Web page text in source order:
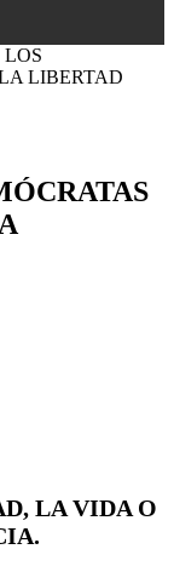
LOS
LIBERTAD
LA VIDA O